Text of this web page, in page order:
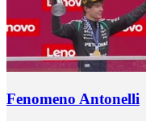
Fenomeno Antonelli